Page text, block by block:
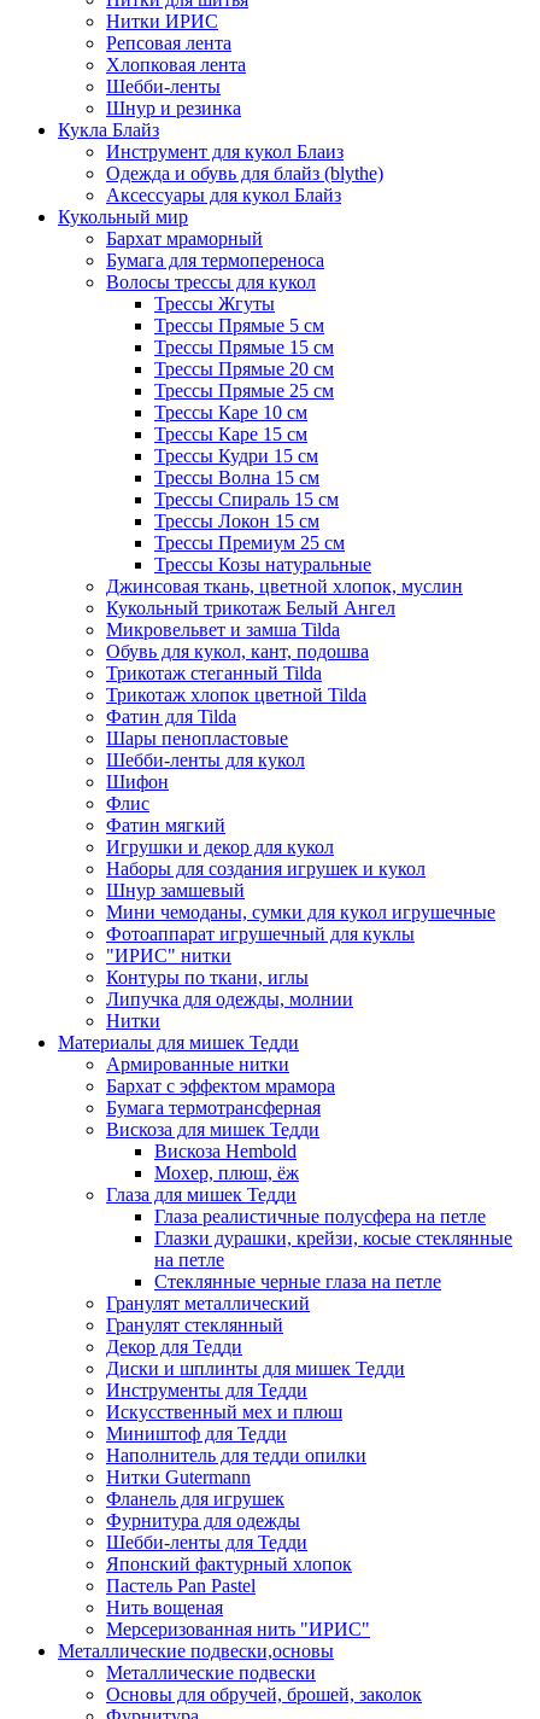
Нитки ИРИС
Репсовая лента
Хлопковая лента
Шебби-ленты
Шнур и резинка
Кукла Блайз
Инструмент для кукол Блаиз
Одежда и обувь для блайз (blythe)
Аксессуары для кукол Блайз
Кукольный мир
Бархат мраморный
Бумага для термопереноса
Волосы трессы для кукол
Трессы Жгуты
Трессы Прямые 5 см
Трессы Прямые 15 см
Трессы Прямые 20 см
Трессы Прямые 25 см
Трессы Каре 10 см
Трессы Каре 15 см
Трессы Кудри 15 см
Трессы Волна 15 см
Трессы Спираль 15 см
Трессы Локон 15 см
Трессы Премиум 25 см
Трессы Козы натуральные
Джинсовая ткань, цветной хлопок, муслин
Кукольный трикотаж Белый Ангел
Микровельвет и замша Tilda
Обувь для кукол, кант, подошва
Трикотаж стеганный Tilda
Трикотаж хлопок цветной Tilda
Фатин для Tilda
Шары пенопластовые
Шебби-ленты для кукол
Шифон
Флис
Фатин мягкий
Игрушки и декор для кукол
Наборы для создания игрушек и кукол
Шнур замшевый
Мини чемоданы, сумки для кукол игрушечные
Фотоаппарат игрушечный для куклы
"ИРИС" нитки
Контуры по ткани, иглы
Липучка для одежды, молнии
Нитки
Материалы для мишек Тедди
Армированные нитки
Бархат с эффектом мрамора
Бумага термотрансферная
Вискоза для мишек Тедди
Вискоза Hembold
Мохер, плюш, ёж
Глаза для мишек Тедди
Глаза реалистичные полусфера на петле
Глазки дурашки, крейзи, косые стеклянные
на петле
Стеклянные черные глаза на петле
Гранулят металлический
Гранулят стеклянный
Декор для Тедди
Диски и шплинты для мишек Тедди
Инструменты для Тедди
Искусственный мех и плюш
Миништоф для Тедди
Наполнитель для тедди опилки
Нитки Gutermann
Фланель для игрушек
Фурнитура для одежды
Шебби-ленты для Тедди
Японский фактурный хлопок
Пастель Pan Pastel
Нить вощеная
Мерсеризованная нить "ИРИС"
Металлические подвески,основы
Металлические подвески
Основы для обручей, брошей, заколок